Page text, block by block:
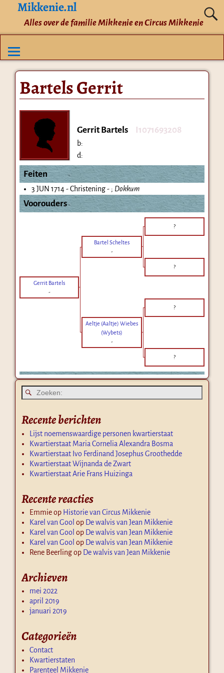
Mikkenie.nl
Alles over de familie Mikkenie en Circus Mikkenie
Bartels Gerrit
Gerrit Bartels I1071693208
b:
d:
Feiten
3 JUN 1714 - Christening - ; Dokkum
Voorouders
?
Bartel Scheltes
-
?
Gerrit Bartels
-
?
Aeltje (Aaltje) Wiebes
(Wybets)
-
?
Recente berichten
Lijst noemenswaardige personen kwartierstaat
Kwartierstaat Maria Cornelia Alexandra Bosma
Kwartierstaat Ivo Ferdinand Josephus Groothedde
Kwartierstaat Wijnanda de Zwart
Kwartierstaat Arie Frans Huizinga
Recente reacties
Emmieop Historie van Circus Mikkenie
Karel van Gool op De walvis van Jean Mikkenie
Karel van Gool op De walvis van Jean Mikkenie
Karel van Gool op De walvis van Jean Mikkenie
Rene Beerlingop De walvis van Jean Mikkenie
Archieven
mei 2022
april 2019
januari 2019
Categorieën
Contact
Kwartierstaten
Parenteel Mikkenie